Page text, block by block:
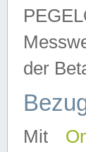
der
Mit